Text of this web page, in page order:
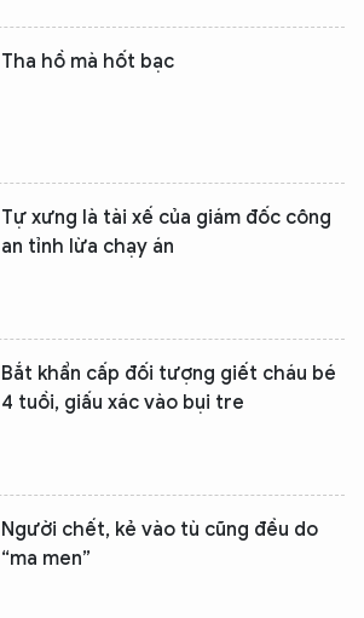
Tha hồ mà hốt bạc
Tự xưng là tài xế của giám đốc công
an tỉnh lừa chạy án
Bắt khẩn cấp đối tượng giết cháu bé
4 tuồi, giấu xác vào bụi tre
Người chết, kẻ vào tù cũng đều do
“ma men”